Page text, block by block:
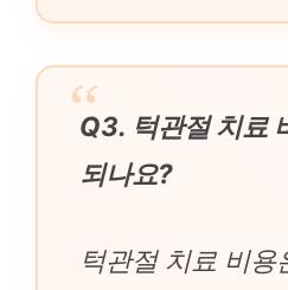
Q3. 턱관절 치료
되나요?
턱관절 치료 비용